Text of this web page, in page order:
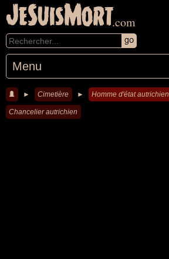
JeSuisMort.com
Menu
► Cimetière ► Homme d'état autrichien
Chancelier autrichien